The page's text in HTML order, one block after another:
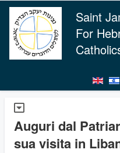
Saint
For
Auguri dal
sua visita in